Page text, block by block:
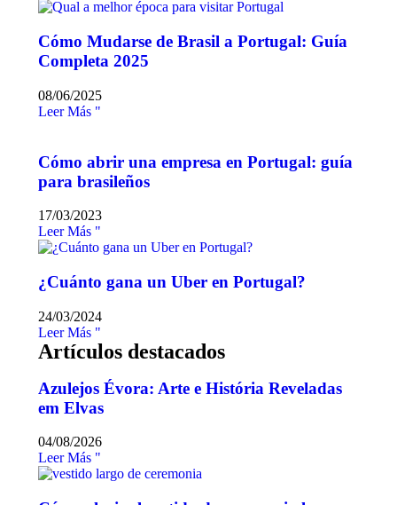
Cómo Mudarse de Brasil a Portugal: Guía
Completa 2025
08/06/2025
Leer Más "
Cómo abrir una empresa en Portugal: guía
para brasileños
17/03/2023
Leer Más "
¿Cuánto gana un Uber en Portugal?
24/03/2024
Leer Más "
Artículos destacados
Azulejos Évora: Arte e História Reveladas
em Elvas
04/08/2026
Leer Más "